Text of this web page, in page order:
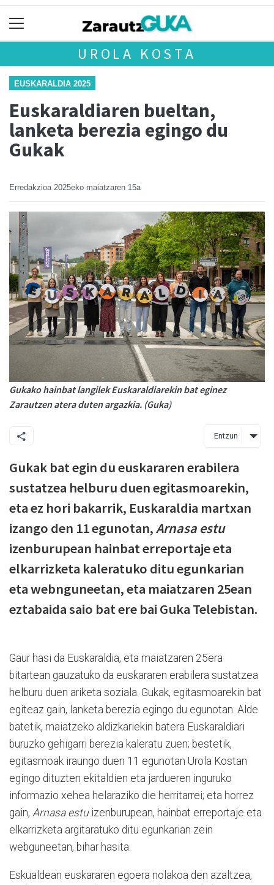
UROLA KOSTA
EUSKARALDIA 2025
Euskaraldiaren bueltan,
lanketa berezia egingo du
Gukak
Erredakzioa 2025eko maiatzaren 15a
Gukako hainbat langilek Euskaraldiarekin bat eginez
Zarautzen atera duten argazkia. (Guka)
Entzun
Gukak bat egin du euskararen erabilera
sustatzea helburu duen egitasmoarekin,
eta ez hori bakarrik, Euskaraldia martxan
izango den 11 egunotan,Arnasa estu
izenburupean hainbat erreportaje eta
elkarrizketa kaleratuko ditu egunkarian
eta webnguneetan, eta maiatzaren 25ean
eztabaida saio bat ere bai Guka Telebistan.
Gaur hasi da Euskaraldia, eta maiatzaren 25era
bitartean gauzatuko da euskararen erabilera sustatzea
helburu duen ariketa soziala. Gukak, egitasmoarekin bat
egiteaz gain, lanketa berezia egingo du egunotan. Alde
batetik, maiatzeko aldizkariekin batera Euskaraldiari
buruzko gehigarri berezia kaleratu zuen; bestetik,
egitasmoak iraungo duen 11 egunotan Urola Kostan
egingo dituzten ekitaldien eta jardueren inguruko
informazio xehea helaraziko die herritarrei; eta horrez
gain, Arnasa estuizenburupean, hainbat erreportaje eta
elkarrizketa argitaratuko ditu egunkarian zein
webguneetan, bihar hasita.
Eskualdean euskararen egoera nolakoa den azaltzea,